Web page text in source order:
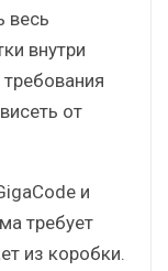
весь
внутри
от
и
требует
из коробки.